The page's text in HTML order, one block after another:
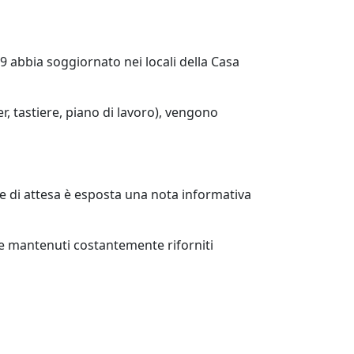
abbia soggiornato nei locali della Casa
tastiere, piano di lavoro), vengono
di attesa è esposta una nota informativa
mantenuti costantemente riforniti